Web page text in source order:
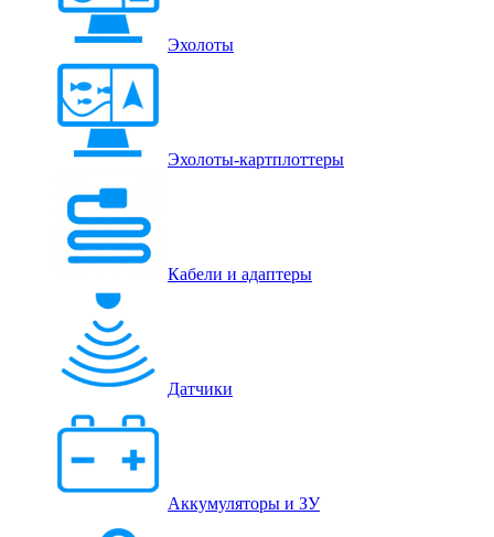
Эхолоты
Эхолоты-картплоттеры
Кабели и адаптеры
Датчики
Аккумуляторы и ЗУ